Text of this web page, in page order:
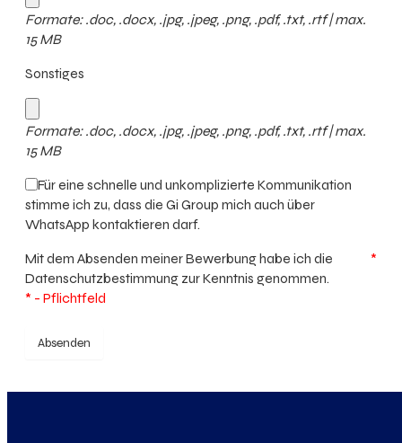
Formate: .doc, .docx, .jpg, .jpeg, .png, .pdf, .txt, .rtf | max.
15 MB
Sonstiges
Formate: .doc, .docx, .jpg, .jpeg, .png, .pdf, .txt, .rtf | max.
15 MB
Für eine schnelle und unkomplizierte Kommunikation
stimme ich zu, dass die Gi Group mich auch über
WhatsApp kontaktieren darf.
*
Mit dem Absenden meiner Bewerbung habe ich die
Datenschutzbestimmung zur Kenntnis genommen.
* - Pflichtfeld
Absenden